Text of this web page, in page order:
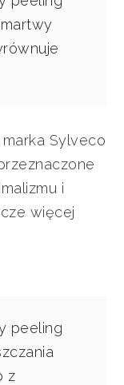
Sylveco
i
więcej
peeling
z